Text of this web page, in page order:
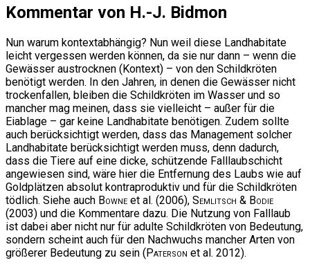
Kommentar von H.-J. Bidmon
Nun warum kontextabhängig? Nun weil diese Landhabitate
leicht vergessen werden können, da sie nur dann – wenn die
Gewässer austrocknen (Kontext) – von den Schildkröten
benötigt werden. In den Jahren, in denen die Gewässer nicht
trockenfallen, bleiben die Schildkröten im Wasser und so
mancher mag meinen, dass sie vielleicht – außer für die
Eiablage – gar keine Landhabitate benötigen. Zudem sollte
auch berücksichtigt werden, dass das Management solcher
Landhabitate berücksichtigt werden muss, denn dadurch,
dass die Tiere auf eine dicke, schützende Falllaubschicht
angewiesen sind, wäre hier die Entfernung des Laubs wie auf
Goldplätzen absolut kontraproduktiv und für die Schildkröten
tödlich. Siehe auch Bowne et al. (2006), Semlitsch & Bodie
(2003) und die Kommentare dazu. Die Nutzung von Falllaub
ist dabei aber nicht nur für adulte Schildkröten von Bedeutung,
sondern scheint auch für den Nachwuchs mancher Arten von
größerer Bedeutung zu sein (Paterson et al. 2012).